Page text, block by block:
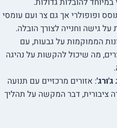
ופופולרי אך גם צר ועם עומסי
גישה וחנייה לצורך הובלה.
הממוקמות על גבעות, עם
מה שיכול להקשות על נהיגה
ג'ורג': אזורים מרכזיים עם תנועה
ציבורית, דבר המקשה על תהליך